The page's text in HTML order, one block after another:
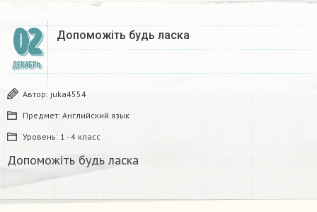
02
ДЕКАБРЬ
Допоможіть будь ласка​
Автор: juka4554
Предмет: Английский язык
Уровень: 1 - 4 класс
Допоможіть будь ласка​